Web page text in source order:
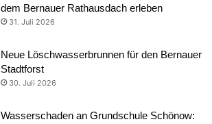
dem Bernauer Rathausdach erleben
31. Juli 2026
Neue Löschwasserbrunnen für den Bernauer
Stadtforst
30. Juli 2026
Wasserschaden an Grundschule Schönow: